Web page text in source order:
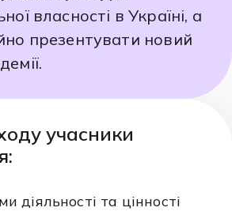
учасники
діяльності та цінності
власності в Україні, а
презентувати новий